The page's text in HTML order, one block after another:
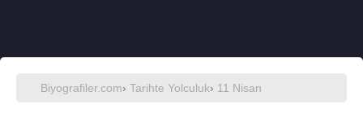
Biyografiler.com› Tarihte Yolculuk› 11 Nisan